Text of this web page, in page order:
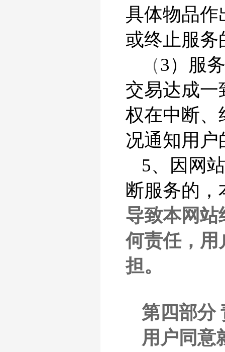
具体物品作
或终止服务
（3）服
交易达成一
权在中断、
况通知用户
5、因网
断服务的
导致本网站
何责任，用
担。
第四部分
用户同意